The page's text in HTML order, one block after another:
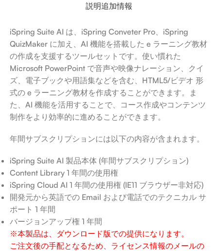
説明追加情報
iSpring Suite AI は、iSpring Conveter Pro、iSpring
QuizMaker に加え、AI 機能を搭載した e ラーニング教材
の作成を支援するツールセットです。使い慣れた
Microsoft PowerPoint で音声や映像ナレーション、クイ
ズ、電子ブックや用語集などを含む、HTML5/ビデオ 形
式の e ラーニング教材を作成することができます。ま
た、AI 機能を活用することで、コース作成やコンテンツ
制作をより効率的に進めることができます。
年間サブスクリプションには以下の内容が含まれます。
iSpring Suite AI 製品本体 (年間サブスクリプション)
Content Library 1 年間の使用権
iSpring Cloud AI 1 年間の使用権 (IE11 ブラウザー非対応)
開発元から英語での Email および電話でのテクニカル サ
ポート 1 年間
バージョンアップ権 1 年間
※本製品は、ダウンロード版での提供になります。
ご注文後の手配となるため、ライセンス情報のメールの